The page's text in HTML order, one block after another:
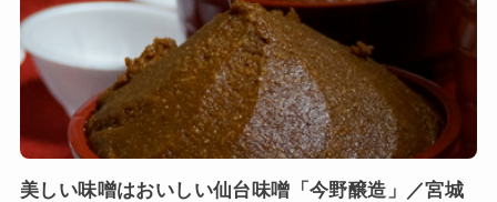
美しい味噌はおいしい仙台味噌「今野醸造」／宮城